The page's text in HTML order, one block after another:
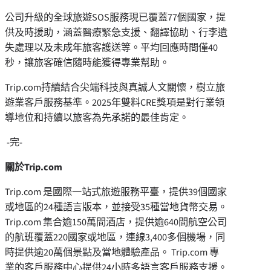
公司升級的全球旅遊SOS服務現已覆蓋77個國家，提
供及時援助，涵蓋醫療緊急支援、翻譯協助、行李遺
失處理以及未成年旅客護送等。平均回應時間僅40
秒，讓旅客確信隨時能獲得專業幫助。
Trip.com持續結合尖端科技與真誠人文關懷，樹立旅
遊業客戶服務基準。2025年雙料CRE獎項是對行業領
導地位和持續以旅客為先承諾的最佳肯定。
-完-
關於Trip.com
Trip.com 是國際一站式旅遊服務平臺，提供39個國家
或地區的24種語言版本，並接受35種當地貨幣交易。
Trip.com 集合逾150萬間酒店，提供逾640間航空公司
的航班覆蓋220國家或地區，連線3,400多個機場，同
時提供逾20萬個景點及當地體驗產品。 Trip.com 專